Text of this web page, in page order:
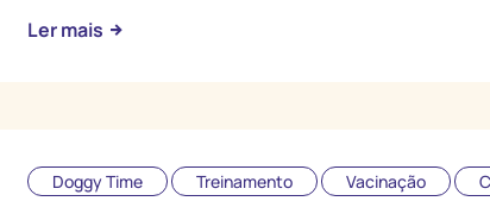
Ler mais
Doggy Time Treinamento Vacinação